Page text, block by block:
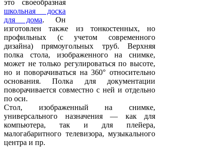
это своеобразная
школьная доска
для дома. Он
изготовлен также из тонкостенных, но
профильных (с учетом современного
дизайна) прямоугольных труб. Верхняя
полка стола, изображенного на снимке,
может не только регулироваться по высоте,
но и поворачиваться на 360° относительно
основания. Полка для документации
поворачивается совместно с ней и отдельно
по оси.
Стол, изображенный на снимке,
универсального назначения — как для
компьютера, так и для плейера,
малогабаритного телевизора, музыкального
центра и пр.